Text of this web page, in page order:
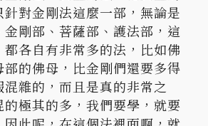
針對金剛法這麼一部，無論是
剛部、 菩薩部、護法部，這
各自有非常多的法， 比如佛
的佛母，比金剛們還要多得
雜的，而且是真的非常之
極其的多， 我們要學，就要